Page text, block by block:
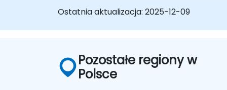
Ostatnia aktualizacja: 2025-12-09
Pozostałe regiony w
Polsce